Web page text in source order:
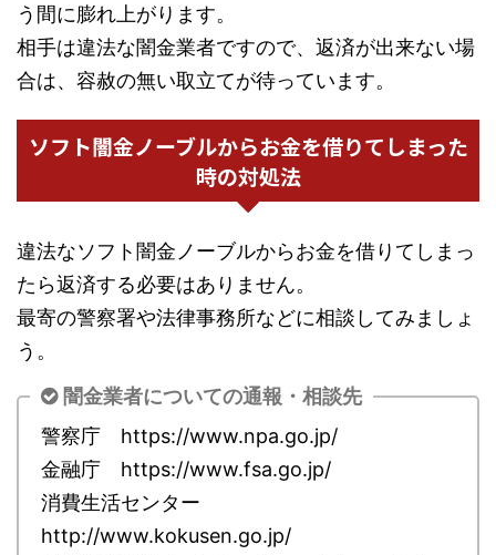
う間に膨れ上がります。
相手は違法な闇金業者ですので、返済が出来ない場
合は、容赦の無い取立てが待っています。
ソフト闇金ノーブルからお金を借りてしまった
時の対処法
違法なソフト闇金ノーブルからお金を借りてしまっ
たら返済する必要はありません。
最寄の警察署や法律事務所などに相談してみましょ
う。
闇金業者についての通報・相談先
警察庁 https://www.npa.go.jp/
金融庁 https://www.fsa.go.jp/
消費生活センター
http://www.kokusen.go.jp/